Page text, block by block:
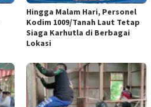
Hingga Malam Hari, Personel
Kodim 1009/Tanah Laut Tetap
Siaga Karhutla di Berbagai
Lokasi